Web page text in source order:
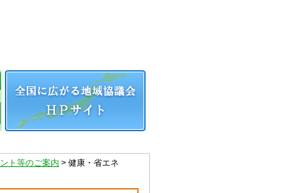
ト等のご案内 > 健康・省エネ